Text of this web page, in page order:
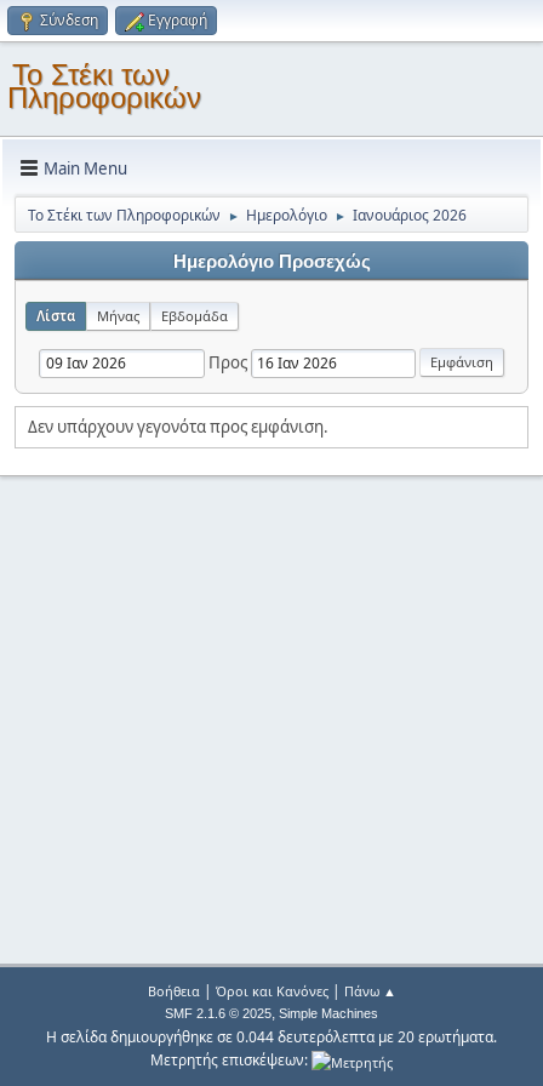
Σύνδεση Εγγραφή
Το Στέκι των
Πληροφορικών
Main Menu
Το Στέκι των Πληροφορικών ► Ημερολόγιο ► Ιανουάριος 2026
Ημερολόγιο Προσεχώς
Λίστα Μήνας Εβδομάδα
Προς
Δεν υπάρχουν γεγονότα προς εμφάνιση.
Βοήθεια| Όροι και Κανόνες| Πάνω ▲
SMF 2.1.6 © 2025, Simple Machines
Η σελίδα δημιουργήθηκε σε 0.044 δευτερόλεπτα με 20 ερωτήματα.
Μετρητής επισκέψεων: